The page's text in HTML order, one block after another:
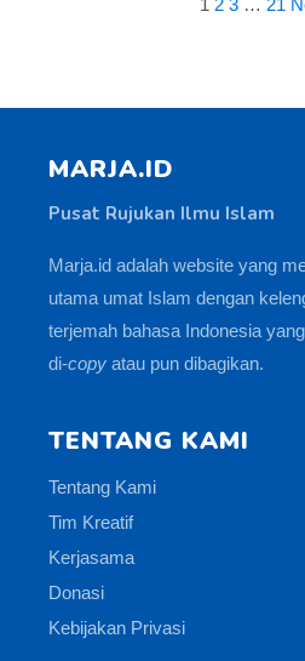
1 2 3 … 21
MARJA.ID
Pusat Rujukan Ilmu Islam
Marja.id adalah website yang
utama umat Islam dengan
terjemah bahasa Indonesia
di-copy atau pun dibagikan.
TENTANG KAMI
Tentang Kami
Tim Kreatif
Kerjasama
Donasi
Kebijakan Privasi